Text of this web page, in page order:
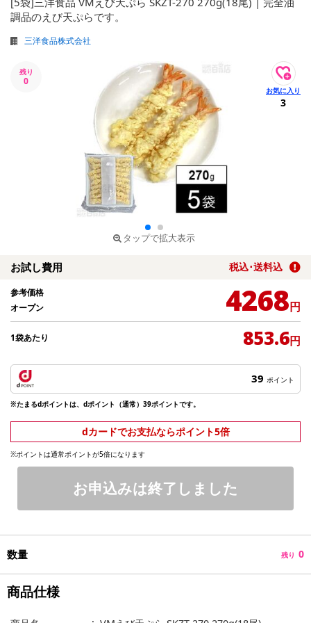
調品のえび天ぷらです。
三洋食品株式会社
残り
0
タップで拡大表示
3
お試し費用 税込･送料込
参考価格
オープン
4268円
1袋あたり 853.6円
39 ポイント
※たまるdポイントは、dポイント（通常）39ポイントです。
dカードでお支払ならポイント5倍
※ポイントは通常ポイントが5倍になります
お申込みは終了しました
数量 残り 0
商品仕様